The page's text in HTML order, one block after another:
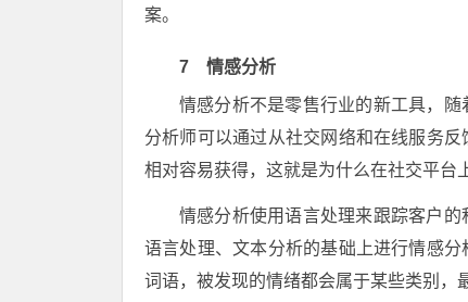
案。
7 情感分析
情感分析不是零售行业的新工具，
分析师可以通过从社交网络和在线服务
相对容易获得，这就是为什么在社交平台
情感分析使用语言处理来跟踪客户
语言处理、文本分析的基础上进行情感
词语，被发现的情绪都会属于某些类别，